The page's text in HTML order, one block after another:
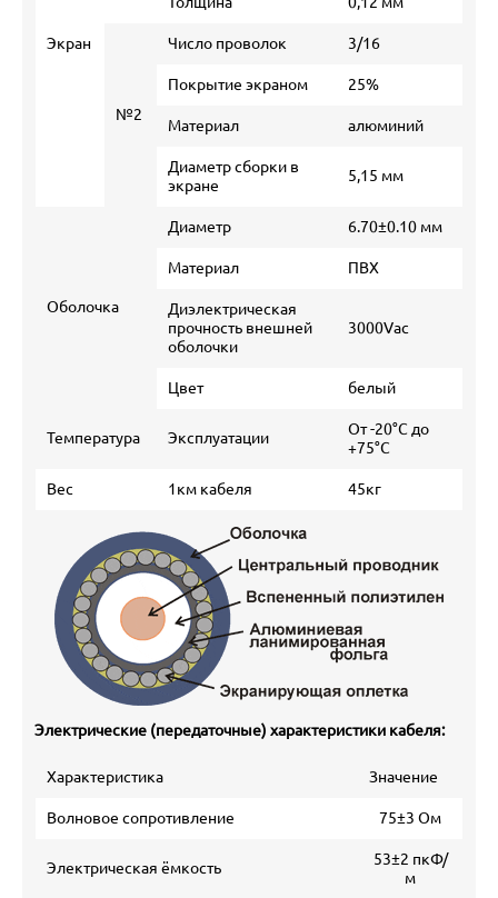
Экран
№2
Число проволок 3/16
Покрытие экраном 25%
Материал алюминий
Диаметр сборки в
экране
5,15 мм
Оболочка
Диаметр 6.70±0.10 мм
Материал ПВХ
Диэлектрическая
прочность внешней
оболочки
3000Vac
Цвет белый
Температура Эксплуатации
От -20°С до
+75°С
Вес 1км кабеля 45кг
Электрические (передаточные) характеристики кабеля:
Характеристика Значение
Волновое сопротивление 75±3 Ом
Электрическая ёмкость
53±2 пкФ/
м